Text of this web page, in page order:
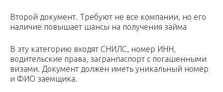
Второй документ. Требуют не все компании, но его
наличие повышает шансы на получения займа
В эту категорию входят СНИЛС, номер ИНН,
водительские права, загранпаспорт с погашенными
визами. Документ должен иметь уникальный номер
и ФИО заемщика.